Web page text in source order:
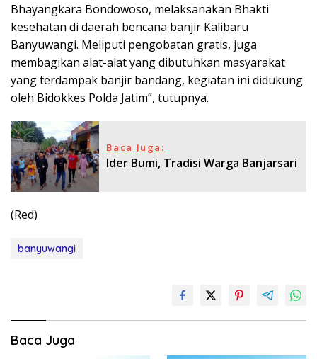
Bhayangkara Bondowoso, melaksanakan Bhakti
kesehatan di daerah bencana banjir Kalibaru
Banyuwangi. Meliputi pengobatan gratis, juga
membagikan alat-alat yang dibutuhkan masyarakat
yang terdampak banjir bandang, kegiatan ini didukung
oleh Bidokkes Polda Jatim”, tutupnya.
Baca Juga:
Ider Bumi, Tradisi Warga Banjarsari
(Red)
banyuwangi
Baca Juga